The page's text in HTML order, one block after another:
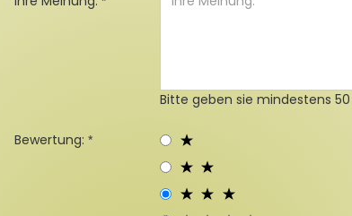
Bitte geben sie mindestens
Bewertung: